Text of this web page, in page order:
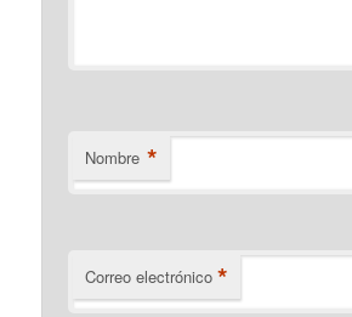
Nombre *
Correo electrónico *